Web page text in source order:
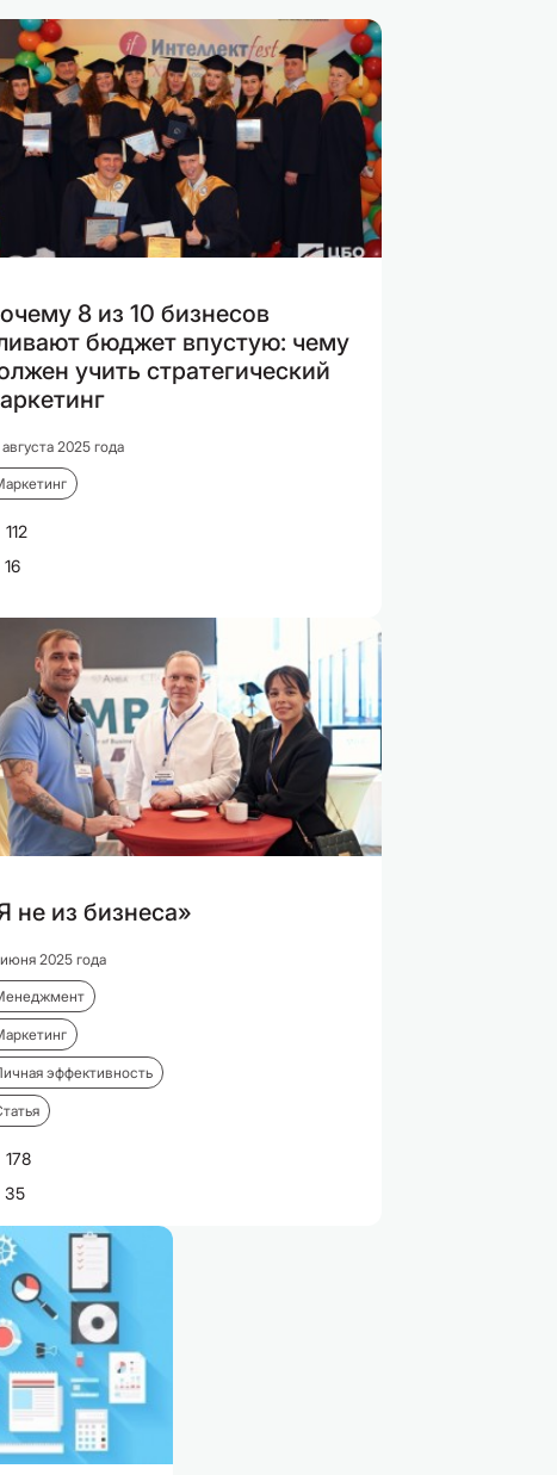
8 из 10 бизнесов
бюджет впустую: чему
учить стратегический
2025 года
112
16
не из бизнеса»
2025 года
эффективность
178
35